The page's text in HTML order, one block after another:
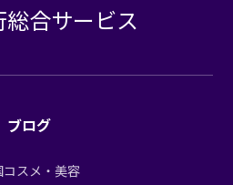
合サービス
ブログ
コスメ・美容